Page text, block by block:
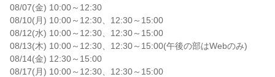
08/07(金) 10:00～12:30
08/10(月) 10:00～12:30、12:30～15:00
08/12(水) 10:00～12:30、12:30～15:00
08/13(木) 10:00～12:30、12:30～15:00(午後の部はWebのみ)
08/14(金) 12:30～15:00
08/17(月) 10:00～12:30、12:30～15:00